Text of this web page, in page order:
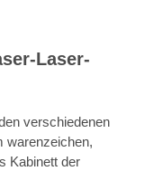
Laser-
verschiedenen
warenzeichen,
Kabinett der